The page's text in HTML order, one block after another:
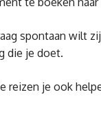
spontaan wilt
die je doet.
je ook